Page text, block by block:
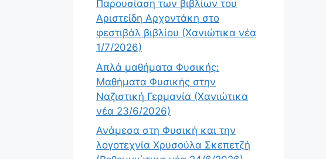
Παρουσίαση των βιβλίων του
Αριστείδη Αρχοντάκη στο
φεστιβάλ βιβλίου (Χανιώτικα νέα
1/7/2026)
Απλά μαθήματα Φυσικής:
Μαθήματα Φυσικής στην
Ναζιστική Γερμανία (Χανιώτικα
νέα 23/6/2026)
Ανάμεσα στη Φυσική και την
λογοτεχνία Χρυσούλα Σκεπετζή